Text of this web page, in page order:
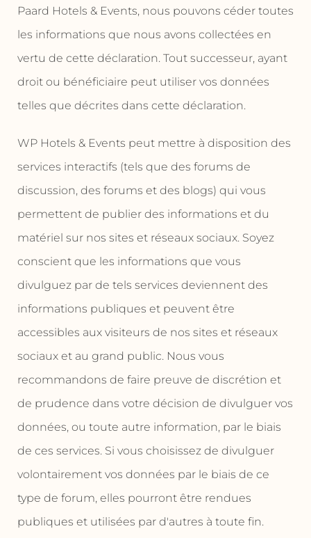
Paard Hotels & Events, nous pouvons céder toutes
les informations que nous avons collectées en
vertu de cette déclaration. Tout successeur, ayant
droit ou bénéficiaire peut utiliser vos données
telles que décrites dans cette déclaration.
WP Hotels & Events peut mettre à disposition des
services interactifs (tels que des forums de
discussion, des forums et des blogs) qui vous
permettent de publier des informations et du
matériel sur nos sites et réseaux sociaux. Soyez
conscient que les informations que vous
divulguez par de tels services deviennent des
informations publiques et peuvent être
accessibles aux visiteurs de nos sites et réseaux
sociaux et au grand public. Nous vous
recommandons de faire preuve de discrétion et
de prudence dans votre décision de divulguer vos
données, ou toute autre information, par le biais
de ces services. Si vous choisissez de divulguer
volontairement vos données par le biais de ce
type de forum, elles pourront être rendues
publiques et utilisées par d'autres à toute fin.